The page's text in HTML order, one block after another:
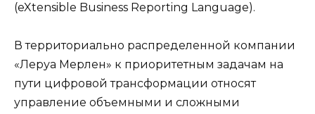
(eXtensible Business Reporting Language).
В территориально распределенной компании
«Леруа Мерлен» к приоритетным задачам на
пути цифровой трансформации относят
управление объемными и сложными